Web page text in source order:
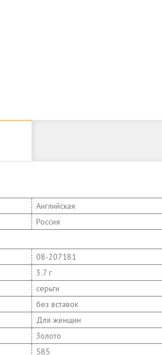
Английская
Россия
08-207181
3.7 г
серьги
без вставок
Для женщин
Золото
585